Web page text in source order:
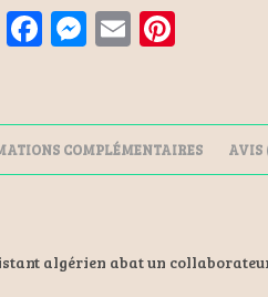
F
b
o
M
n
ge
E
l es
t
COMPLÉMENTAIRES AVIS
algérien abat un